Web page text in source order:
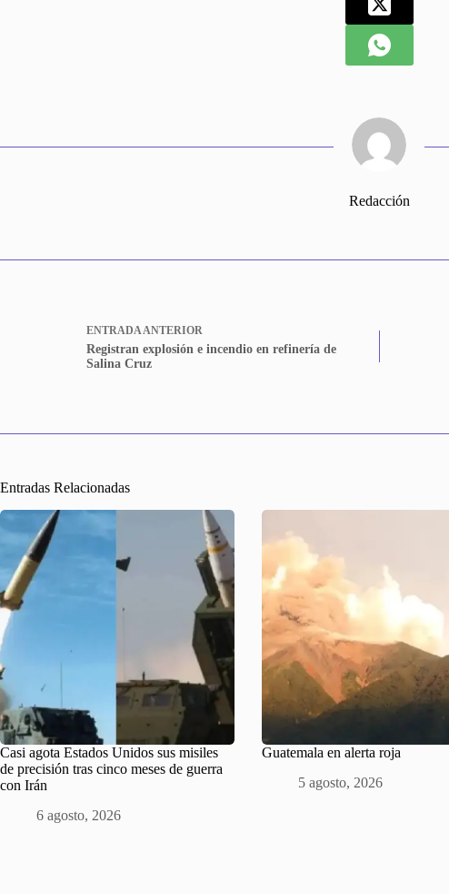
Redacción
ENTRADAANTERIOR
Registran explosión e incendio en refinería de
Salina Cruz
Entradas Relacionadas
Casi agota Estados Unidos sus misiles
de precisión tras cinco meses de guerra
con Irán
6 agosto, 2026
Guatemala en alerta roja
5 agosto, 2026